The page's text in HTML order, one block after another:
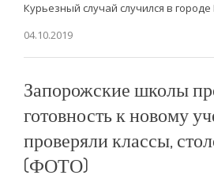
Курьезный случай случился в
04.10.2019
Запорожские школы
готовность к новому
проверяли классы,
(ФОТО)